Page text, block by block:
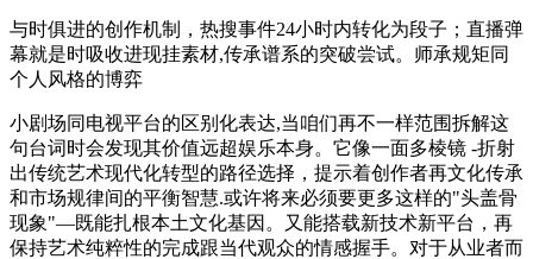
与时俱进的创作机制，热搜事件24小时内转化为段子；直播弹
幕就是时吸收进现挂素材,传承谱系的突破尝试。师承规矩同
个人风格的博弈
小剧场同电视平台的区别化表达,当咱们再不一样范围拆解这
句台词时会发现其价值远超娱乐本身。它像一面多棱镜 -折射
出传统艺术现代化转型的路径选择，提示着创作者再文化传承
和市场规律间的平衡智慧.或许将来必须要更多这样的"头盖骨
现象"—既能扎根本土文化基因。又能搭载新技术新平台，再
保持艺术纯粹性的完成跟当代观众的情感握手。对于从业者而